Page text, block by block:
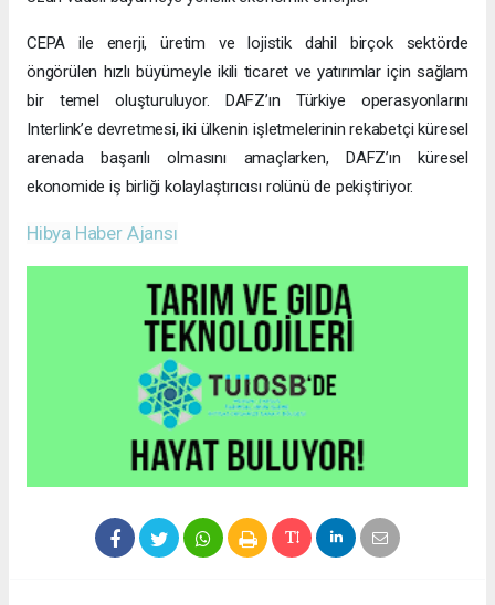
CEPA ile enerji, üretim ve lojistik dahil birçok sektörde
öngörülen hızlı büyümeyle ikili ticaret ve yatırımlar için sağlam
bir temel oluşturuluyor. DAFZ’ın Türkiye operasyonlarını
Interlink’e devretmesi, iki ülkenin işletmelerinin rekabetçi küresel
arenada başarılı olmasını amaçlarken, DAFZ’ın küresel
ekonomide iş birliği kolaylaştırıcısı rolünü de pekiştiriyor.
Hibya Haber Ajansı